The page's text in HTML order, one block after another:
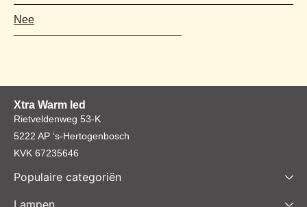
Nee
Xtra Warm led
Rietveldenweg 53-K
5222 AP ‘s-Hertogenbosch
KVK 67235646
Populaire categoriën
Lampen